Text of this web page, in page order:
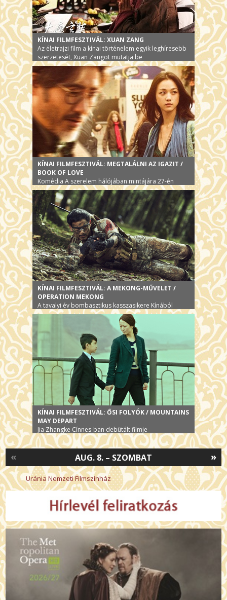
KÍNAI FILMFESZTIVÁL: XUAN ZANG
Az életrajzi film a kínai történelem egyik leghíresebb
szerzetesét, Xuan Zangot mutatja be
KÍNAI FILMFESZTIVÁL: MEGTALÁLNI AZ IGAZIT /
BOOK OF LOVE
Komédia A szerelem hálójában mintájára 27-én
KÍNAI FILMFESZTIVÁL: A MEKONG-MŰVELET /
OPERATION MEKONG
A tavalyi év bombasztikus kasszasikere Kínából
KÍNAI FILMFESZTIVÁL: ŐSI FOLYÓK / MOUNTAINS
MAY DEPART
Jia Zhangke Cínnes-ban debütált filmje
»
AUG. 8. – SZOMBAT
«
Uránia Nemzeti Filmszínház